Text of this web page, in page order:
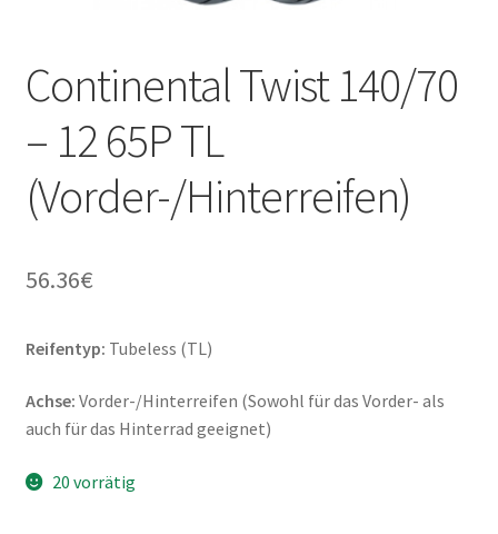
Continental Twist 140/70
– 12 65P TL
(Vorder-/Hinterreifen)
56.36€
Reifentyp: Tubeless (TL)
Achse: Vorder-/Hinterreifen (Sowohl für das Vorder- als
auch für das Hinterrad geeignet)
20 vorrätig